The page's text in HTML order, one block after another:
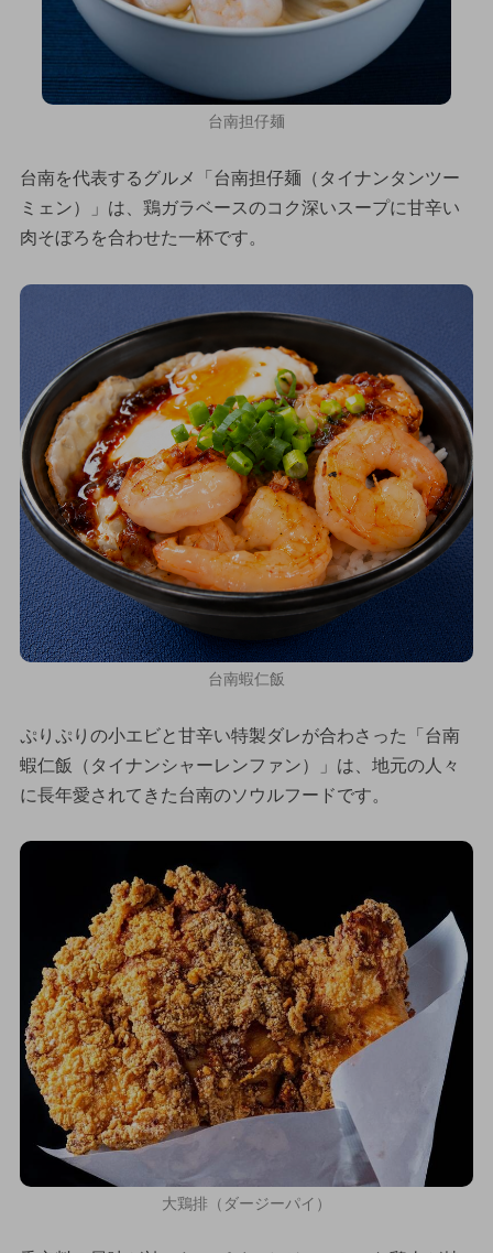
台南担仔麺
台南を代表するグルメ「台南担仔麺（タイナンタンツー
ミェン）」は、鶏ガラベースのコク深いスープに甘辛い
肉そぼろを合わせた一杯です。
台南蝦仁飯
ぷりぷりの小エビと甘辛い特製ダレが合わさった「台南
蝦仁飯（タイナンシャーレンファン）」は、地元の人々
に長年愛されてきた台南のソウルフードです。
大鶏排（ダージーパイ）